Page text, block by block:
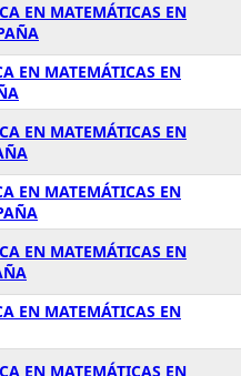
EN MATEMÁTICAS EN
EN MATEMÁTICAS EN
EN MATEMÁTICAS EN
EN MATEMÁTICAS EN
EN MATEMÁTICAS EN
EN MATEMÁTICAS EN
EN MATEMÁTICAS EN